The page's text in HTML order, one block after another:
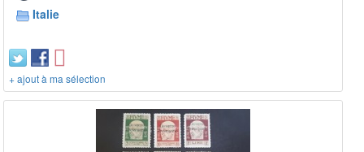
Italie
+ ajout à ma sélection